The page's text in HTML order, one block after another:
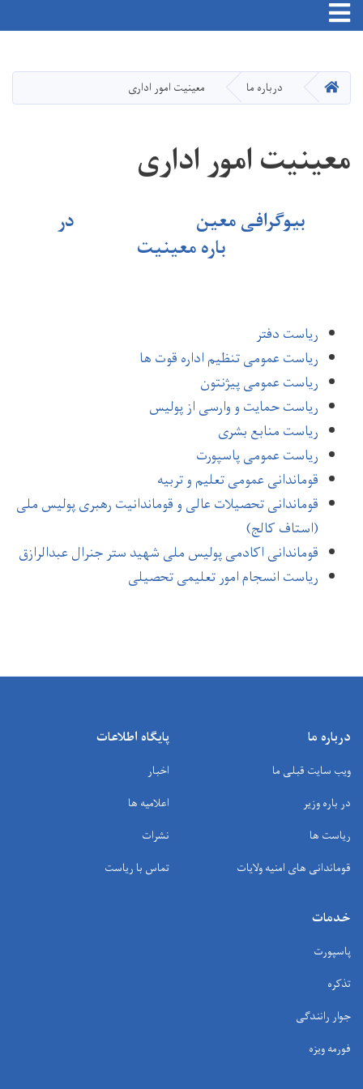
main
content
Toggle navigation
HOME درباره ما معینیت امور اداری
معینیت امور اداری
بیوگرافی معین
در
باره معینیت
ریاست دفتر
ریاست عمومی تنظیم اداره قوت ها
ریاست عمومی پیژنتون
ریاست حمایت و وارسی از پولیس
ریاست منابع بشری
ریاست عمومی پاسپورت
قوماندانی عمومی تعلیم و تربیه
قوماندانی تحصیلات عالی و قوماندانیت رهبری پولیس ملی
(استاف کالج)
قوماندانی اکادمی پولیس ملی شهید ستر جنرال عبدالرازق
ریاست انسجام امور تعلیمی تحصیلی
درباره ما
ویب سایت قبلی ما
در باره وزیر
ریاست ها
قوماندانی های امنیه ولایات
پایگاه اطلاعات
اخبار
اعلامیه ها
نشرات
تماس با ریاست
خدمات
پاسپورت
تذکره
جوار رانندگی
فورمه ویزه